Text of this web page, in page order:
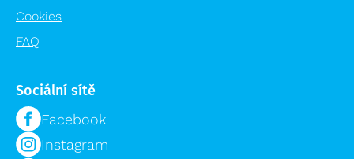
Cookies
FAQ
Sociální sítě
Facebook
Instagram